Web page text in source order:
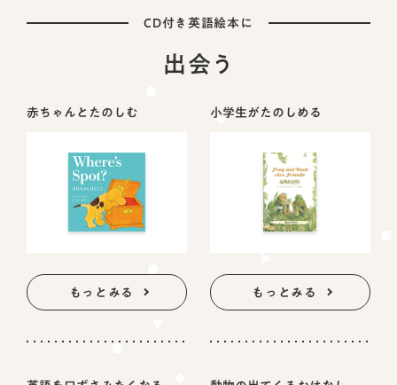
CD付き英語絵本に
出会う
赤ちゃんとたのしむ
もっとみる
小学生がたのしめる
もっとみる